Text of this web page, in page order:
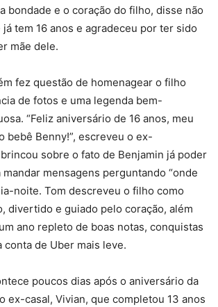
bondade e o coração do filho, disse não
tem 16 anos e agradeceu por ter sido
mãe dele.
fez questão de homenagear o filho
de fotos e uma legenda bem-
“Feliz aniversário de 16 anos, meu
bebê Benny!”, escreveu o ex-
sobre o fato de Benjamin já poder
mensagens perguntando “onde
noite. Tom descreveu o filho como
divertido e guiado pelo coração, além
ano repleto de boas notas, conquistas
conta de Uber mais leve.
poucos dias após o aniversário da
ex-casal, Vivian, que completou 13 anos